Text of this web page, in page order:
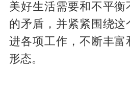
美好生活需要和不平衡
的矛盾，并紧紧围绕
进各项工作，不断丰富
形态。